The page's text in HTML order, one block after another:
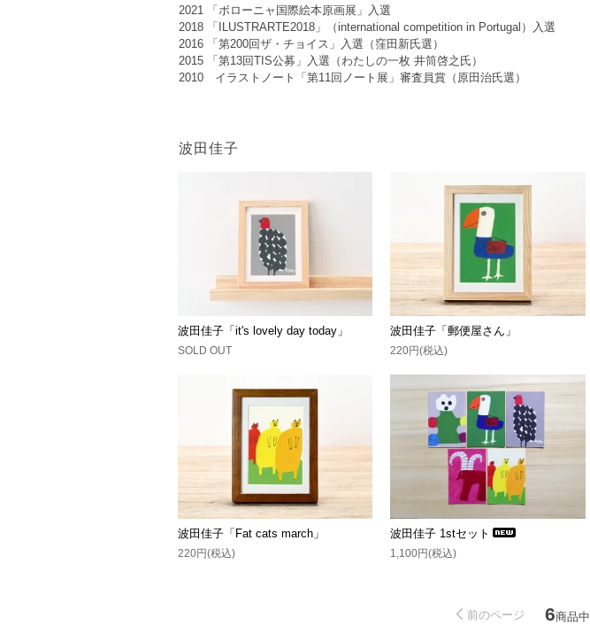
2021 「ボローニャ国際絵本原画展」入選
2018 「ILUSTRARTE2018」（international competition in Portugal）入選
2016 「第200回ザ・チョイス」入選（窪田新氏選）
2015 「第13回TIS公募」入選（わたしの一枚 井筒啓之氏）
2010 イラストノート「第11回ノート展」審査員賞（原田治氏選）
波田佳子
波田佳子「it's lovely day today」
SOLD OUT
波田佳子「郵便屋さん」
220円(税込)
波田佳子「Fat cats march」
220円(税込)
波田佳子 1stセット
1,100円(税込)
前のページ 6商品中